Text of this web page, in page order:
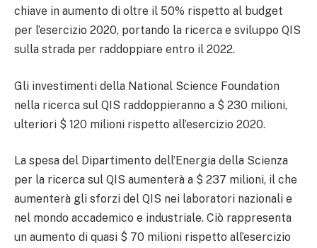
chiave in aumento di oltre il 50% rispetto al budget
per l’esercizio 2020, portando la ricerca e sviluppo QIS
sulla strada per raddoppiare entro il 2022.
Gli investimenti della National Science Foundation
nella ricerca sul QIS raddoppieranno a $ 230 milioni,
ulteriori $ 120 milioni rispetto all’esercizio 2020.
La spesa del Dipartimento dell’Energia della Scienza
per la ricerca sul QIS aumenterà a $ 237 milioni, il che
aumenterà gli sforzi del QIS nei laboratori nazionali e
nel mondo accademico e industriale. Ciò rappresenta
un aumento di quasi $ 70 milioni rispetto all’esercizio